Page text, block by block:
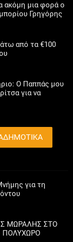
ακόμη μια φορά ο
Γρηγόρης
από τα €100
Ο Παππάς μου
για να
για τη
ΜΩΡΑΛΗΣ ΣΤΟ
ΠΟΛΥΧΩΡΟ